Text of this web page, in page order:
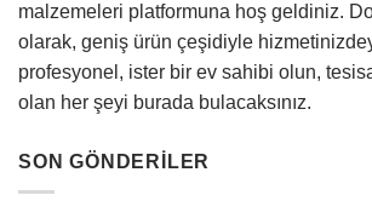
malzemeleri platformuna hoş geldiniz.
olarak, geniş ürün çeşidiyle
profesyonel, ister bir ev sahibi olun,
olan her şeyi burada bulacaksınız.
SON GÖNDERILER